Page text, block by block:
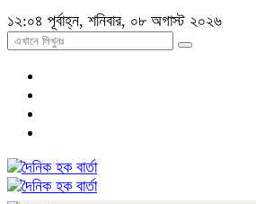
১২:০৪ পূর্বাহ্ন, শনিবার, ০৮ অগাস্ট ২০২৬